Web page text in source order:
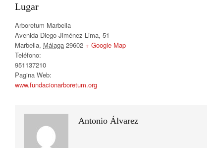
Lugar
Arboretum Marbella
Avenida Diego Jiménez Lima, 51
Marbella, Málaga 29602 + Google Map
Teléfono:
951137210
Pagina Web:
www.fundacionarboretum.org
Antonio Álvarez